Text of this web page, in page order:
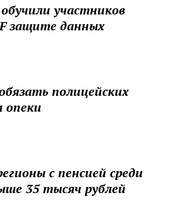
участников
защите данных
полицейских
опеки
с пенсией среди
35 тысяч рублей